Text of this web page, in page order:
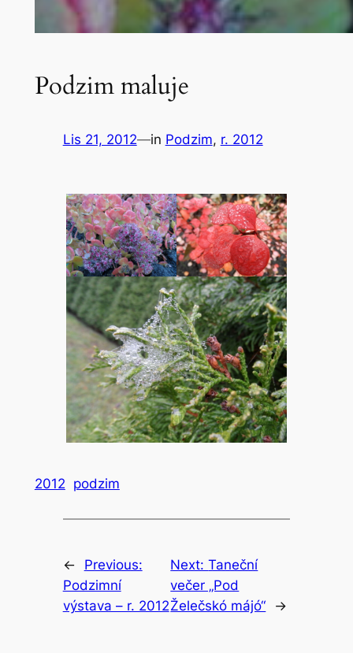
Podzim maluje
Lis 21, 2012—in Podzim, r. 2012
2012 podzim
←
Previous:
Podzimní
výstava – r. 2012
Next:Taneční
večer „Pod
Želečskó májó“
→